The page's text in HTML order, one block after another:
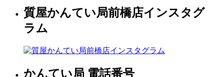
質屋かんてい局前橋店インスタグ
ラム
かんてい局 電話番号